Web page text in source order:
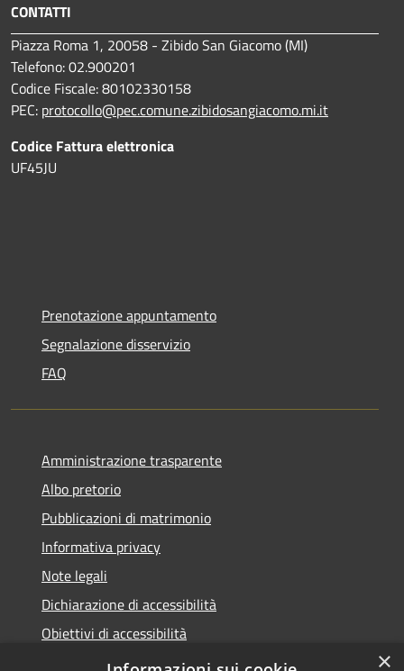
CONTATTI
Piazza Roma 1, 20058 - Zibido San Giacomo (MI)
Telefono: 02.900201
Codice Fiscale: 80102330158
PEC: protocollo@pec.comune.zibidosangiacomo.mi.it
Codice Fattura elettronica
UF45JU
Prenotazione appuntamento
Segnalazione disservizio
FAQ
Amministrazione trasparente
Albo pretorio
Pubblicazioni di matrimonio
Informativa privacy
Note legali
Dichiarazione di accessibilità
Obiettivi di accessibilità
Whistleblowing
×